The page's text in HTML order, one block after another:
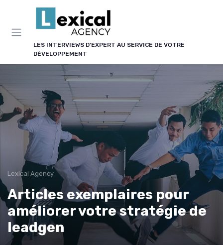
LES INTERVIEWS D'EXPERT AU SERVICE DE VOTRE
DÉVELOPPEMENT
Lexical Agency
Articles exemplaires pour
améliorer votre stratégie de
leadgen
Panneau de gestion des cookies